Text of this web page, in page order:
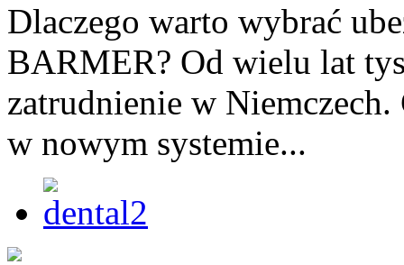
Dlaczego warto wybrać
BARMER? Od wielu lat
zatrudnienie w
w nowym systemie...